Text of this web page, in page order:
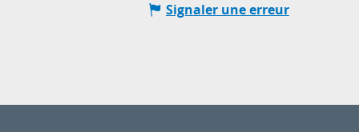
Signaler une erreur